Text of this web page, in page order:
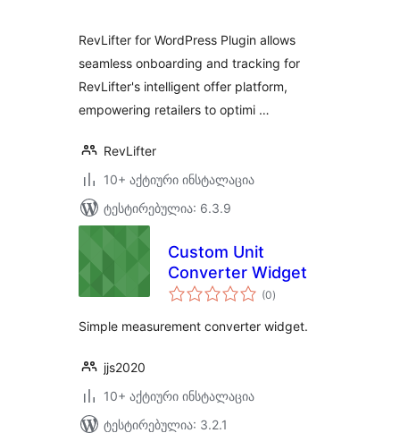
RevLifter for WordPress Plugin allows
seamless onboarding and tracking for
RevLifter's intelligent offer platform,
empowering retailers to optimi …
RevLifter
10+ აქტიური ინსტალაცია
ტესტირებულია: 6.3.9
Custom Unit
Converter Widget
(0საერთო
რეიტინგი
)
Simple measurement converter widget.
jjs2020
10+ აქტიური ინსტალაცია
ტესტირებულია: 3.2.1